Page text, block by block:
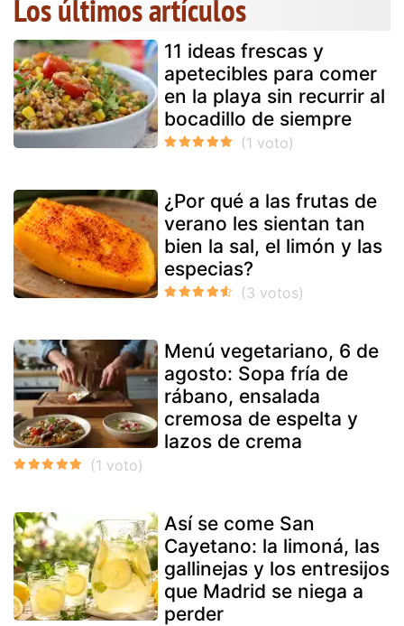
Los últimos artículos
11 ideas frescas y
apetecibles para comer
en la playa sin recurrir al
bocadillo de siempre
¿Por qué a las frutas de
verano les sientan tan
bien la sal, el limón y las
especias?
Menú vegetariano, 6 de
agosto: Sopa fría de
rábano, ensalada
cremosa de espelta y
lazos de crema
Así se come San
Cayetano: la limoná, las
gallinejas y los entresijos
que Madrid se niega a
perder